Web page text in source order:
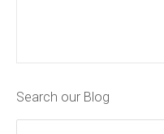
Search our Blog